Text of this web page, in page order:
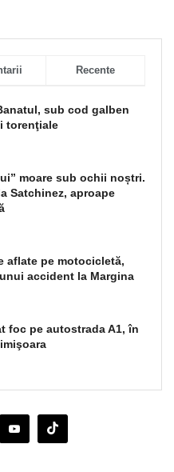
Recente
sub cod galben
torenţiale
moare sub ochii noștri.
Satchinez, aproape
aflate pe motocicletă,
accident la Margina
foc pe autostrada A1, în